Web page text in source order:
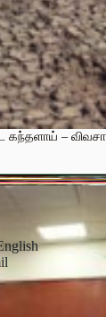
கந்தளாய் –
உறுப்பினர் திடீர்